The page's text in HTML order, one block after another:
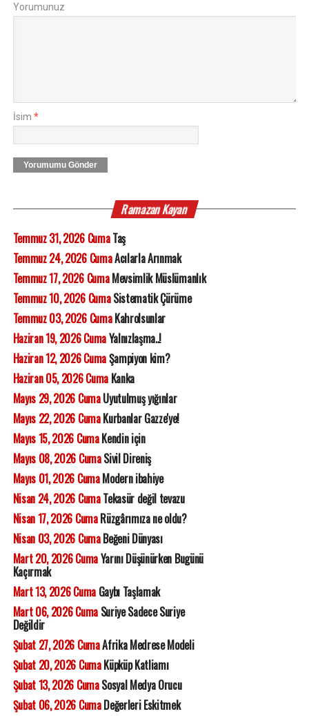
Yorumunuz
İsim *
Yorumumu Gönder
Ramazan Kayan
Temmuz 31, 2026 CumaTaş
Temmuz 24, 2026 CumaAcılarla Arınmak
Temmuz 17, 2026 CumaMevsimlik Müslümanlık
Temmuz 10, 2026 CumaSistematik Çürüme
Temmuz 03, 2026 CumaKahrolsunlar
Haziran 19, 2026 CumaYalnızlaşma..!
Haziran 12, 2026 CumaŞampiyon kim?
Haziran 05, 2026 CumaKanka
Mayıs 29, 2026 CumaUyutulmuş yığınlar
Mayıs 22, 2026 CumaKurbanlar Gazze'ye!
Mayıs 15, 2026 CumaKendin için
Mayıs 08, 2026 CumaSivil Direniş
Mayıs 01, 2026 CumaModern ibahiye
Nisan 24, 2026 CumaTekasür değil tevazu
Nisan 17, 2026 CumaRüzgârımıza ne oldu?
Nisan 03, 2026 CumaBeğeni Dünyası
Mart 20, 2026 CumaYarını Düşünürken Bugünü
Kaçırmak
Mart 13, 2026 CumaGaybı Taşlamak
Mart 06, 2026 CumaSuriye Sadece Suriye
Değildir
Şubat 27, 2026 CumaAfrika Medrese Modeli
Şubat 20, 2026 CumaKüpküp Katliamı
Şubat 13, 2026 CumaSosyal Medya Orucu
Şubat 06, 2026 CumaDeğerleri Eskitmek